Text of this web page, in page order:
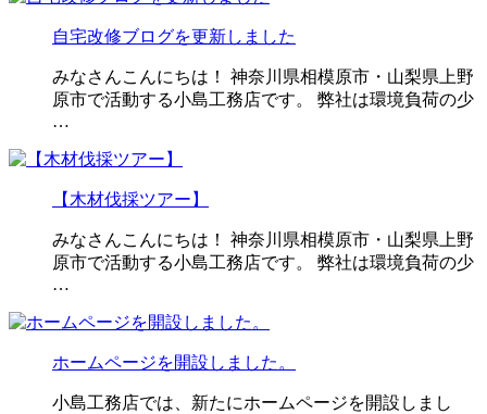
自宅改修ブログを更新しました
みなさんこんにちは！ 神奈川県相模原市・山梨県上野
原市で活動する小島工務店です。 弊社は環境負荷の少
…
【木材伐採ツアー】
みなさんこんにちは！ 神奈川県相模原市・山梨県上野
原市で活動する小島工務店です。 弊社は環境負荷の少
…
ホームページを開設しました。
小島工務店では、新たにホームページを開設しまし